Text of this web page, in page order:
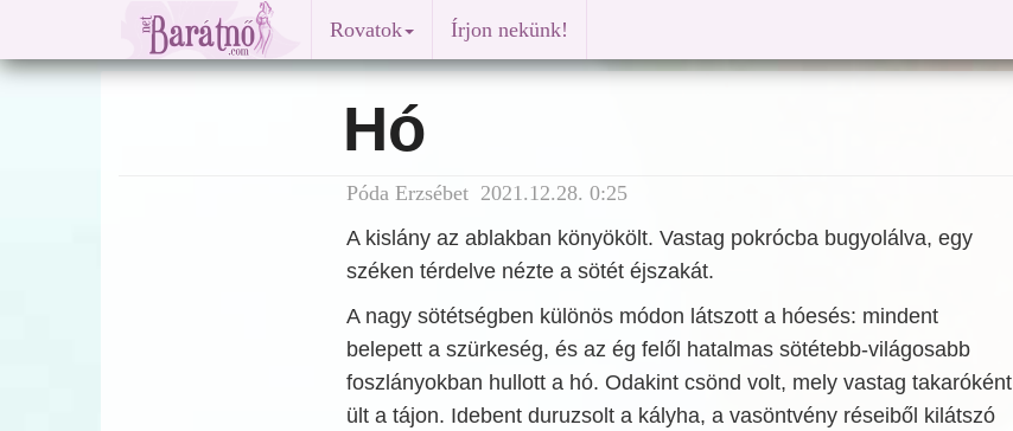
Rovatok Írjon nekünk!
Hó
Póda Erzsébet 2021.12.28. 0:25
A kislány az ablakban könyökölt. Vastag pokrócba bugyolálva, egy
széken térdelve nézte a sötét éjszakát.
A nagy sötétségben különös módon látszott a hóesés: mindent
belepett a szürkeség, és az ég felől hatalmas sötétebb-világosabb
foszlányokban hullott a hó. Odakint csönd volt, mely vastag takaróként
ült a tájon. Idebent duruzsolt a kályha, a vasöntvény réseiből kilátszó